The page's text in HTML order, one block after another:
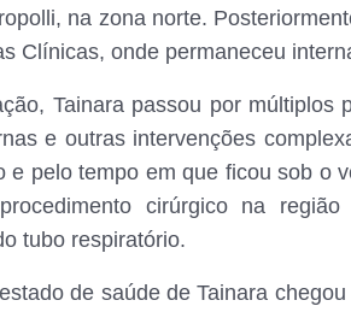
na zona norte.
Clínicas, onde permaneceu
Tainara passou por múltiplos
e outras intervenções
e pelo tempo em que ficou sob o
cirúrgico na
tubo respiratório.
de saúde de Tainara